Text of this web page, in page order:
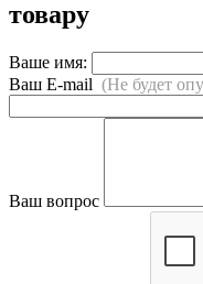
товару
Ваше имя:
Ваш E-mail (Не будет
Ваш вопрос